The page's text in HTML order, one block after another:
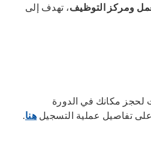
ومركز التوظيف، تهدف إلى
لحجز مكانك في الدورة
تفاصيل عملية التسجيل هنا.